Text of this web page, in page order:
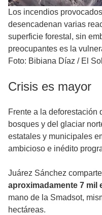
Los incendios
desencadenan varias
superficie forestal, sin
preocupantes es la
Foto: Bibiana Díaz / El
Crisis es mayor
Frente a la deforestación
bosques y del glaciar
estatales y municipales
ambicioso e inédito
Juárez Sánchez
aproximadamente 7 mil
mano de la Smadsot,
hectáreas.